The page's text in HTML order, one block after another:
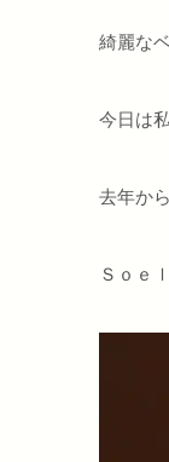
綺麗な
今日は
去年か
Ｓｏｅ